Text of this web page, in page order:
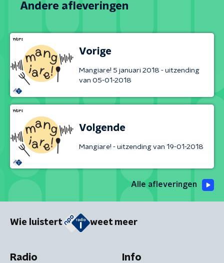
Andere afleveringen
Vorige
Mangiare! 5 januari 2018 - uitzending
van 05-01-2018
Volgende
Mangiare! - uitzending van 19-01-2018
Alle afleveringen
Wie luistert weet meer
Radio Info